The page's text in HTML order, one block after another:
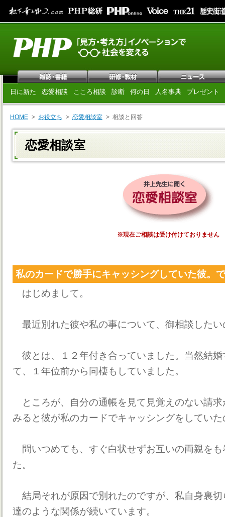
日に新た 恋愛相談 こころ相談 診断 何の日 人名事典 プレゼント
HOME お役立ち 恋愛相談室 相談と回答
恋愛相談室
※現在ご相談は受け付けておりません
私のカードで勝手にキャッシングしていた彼
はじめまして。
最近別れた彼や私の事について、御相談した
彼とは、１２年付き合っていました。当然結婚
て、１年位前から同棲もしていました。
ところが、自分の通帳を見て見覚えのない請
みると彼が私のカードでキャッシングをしてい
問いつめても、すぐ白状せずお互いの両親を
た。
結局それが原因で別れたのですが、私自身裏
達のような関係が続いています。